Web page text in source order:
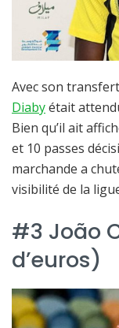
Avec son
Diabyétait
Bien qu’il ait
et 10 passes
marchande a
visibilité de la
#3 João
d’euros)